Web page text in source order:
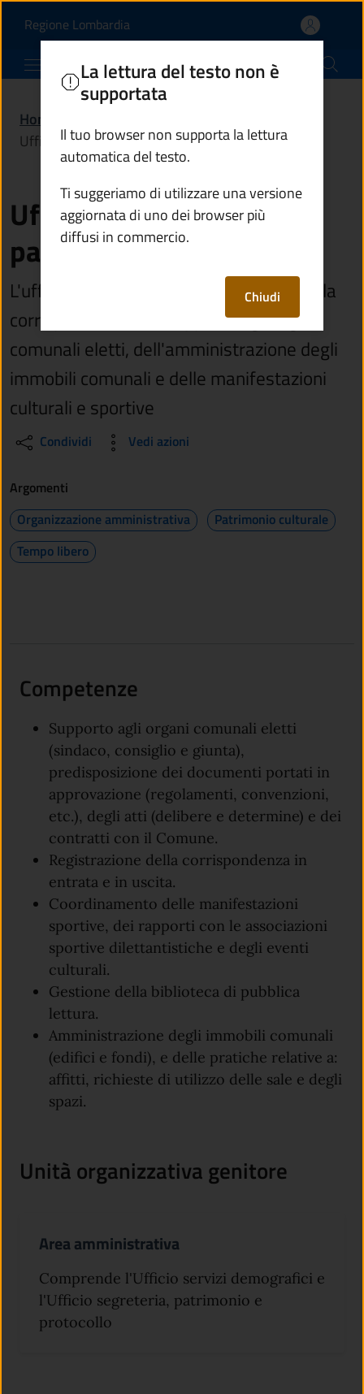
Ufficio segreteria,
Regione Lombardia(apre in un'altra scheda).
Comune di Ponte di Legno
Home
Ufficio segreteria, patrimonio e protocollo
Ufficio segreteria,
patrimonio e protocollo
L'ufficio si occupa della registrazione della
corrispondenza, del supporto agli organi
comunali eletti, dell'amministrazione degli
immobili comunali e delle manifestazioni
culturali e sportive
Condividi Vedi azioni
La lettura del testo non è
supportata
Il tuo browser non supporta la lettura
automatica del testo.
Ti suggeriamo di utilizzare una versione
aggiornata di uno dei browser più
diffusi in commercio.
Chiudi
Argomenti
Organizzazione amministrativa
Patrimonio culturale
Tempo libero
Competenze
Supporto agli organi comunali eletti
(sindaco, consiglio e giunta),
predisposizione dei documenti portati in
approvazione (regolamenti, convenzioni,
etc.), degli atti (delibere e determine) e dei
contratti con il Comune.
Registrazione della corrispondenza in
entrata e in uscita.
Coordinamento delle manifestazioni
sportive, dei rapporti con le associazioni
sportive dilettantistiche e degli eventi
culturali.
Gestione della biblioteca di pubblica
lettura.
Amministrazione degli immobili comunali
(edifici e fondi), e delle pratiche relative a:
affitti, richieste di utilizzo delle sale e degli
spazi.
Unità organizzativa genitore
Area amministrativa
Comprende l'Ufficio servizi demografici e
l'Ufficio segreteria, patrimonio e
protocollo